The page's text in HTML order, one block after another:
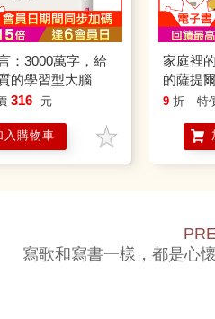
：3000萬字，給
的學習型大腦
316 元
入購物車
家庭裡
的薩提
9 折 特
寫歌和寫書一樣，都是心